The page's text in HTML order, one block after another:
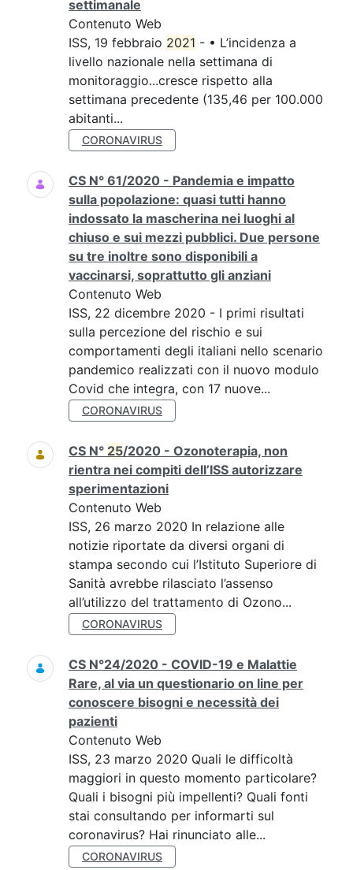
settimanale
Contenuto Web
ISS, 19 febbraio 2021 - • L’incidenza a
livello nazionale nella settimana di
monitoraggio...cresce rispetto alla
settimana precedente (135,46 per 100.000
abitanti...
CORONAVIRUS
CS N° 61/2020 - Pandemia e impatto
sulla popolazione: quasi tutti hanno
indossato la mascherina nei luoghi al
chiuso e sui mezzi pubblici. Due persone
su tre inoltre sono disponibili a
vaccinarsi, soprattutto gli anziani
Contenuto Web
ISS, 22 dicembre 2020 - I primi risultati
sulla percezione del rischio e sui
comportamenti degli italiani nello scenario
pandemico realizzati con il nuovo modulo
Covid che integra, con 17 nuove...
CORONAVIRUS
CS N° 25/2020 - Ozonoterapia, non
rientra nei compiti dell’ISS autorizzare
sperimentazioni
Contenuto Web
ISS, 26 marzo 2020 In relazione alle
notizie riportate da diversi organi di
stampa secondo cui l’Istituto Superiore di
Sanità avrebbe rilasciato l’assenso
all’utilizzo del trattamento di Ozono...
CORONAVIRUS
CS N°24/2020 - COVID-19 e Malattie
Rare, al via un questionario on line per
conoscere bisogni e necessità dei
pazienti
Contenuto Web
ISS, 23 marzo 2020 Quali le difficoltà
maggiori in questo momento particolare?
Quali i bisogni più impellenti? Quali fonti
stai consultando per informarti sul
coronavirus? Hai rinunciato alle...
CORONAVIRUS